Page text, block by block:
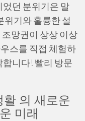
던 분위기은 말
위기와 훌륭한 설
망권이 상상 이상
스를 직접 체험하
합니다! 빨리 방문
활 의 새로운
미래